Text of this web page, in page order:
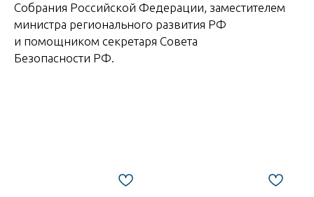
Собрания Российской Федерации, заместителем
министра регионального развития РФ
и помощником секретаря Совета
Безопасности РФ.